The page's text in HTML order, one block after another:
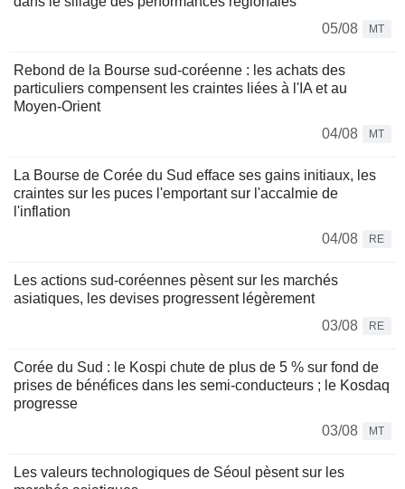
05/08
MT
Rebond de la Bourse sud-coréenne : les achats des
particuliers compensent les craintes liées à l'IA et au
Moyen-Orient
04/08
MT
La Bourse de Corée du Sud efface ses gains initiaux, les
craintes sur les puces l'emportant sur l'accalmie de
l'inflation
04/08
RE
Les actions sud-coréennes pèsent sur les marchés
asiatiques, les devises progressent légèrement
03/08
RE
Corée du Sud : le Kospi chute de plus de 5 % sur fond de
prises de bénéfices dans les semi-conducteurs ; le Kosdaq
progresse
03/08
MT
Les valeurs technologiques de Séoul pèsent sur les